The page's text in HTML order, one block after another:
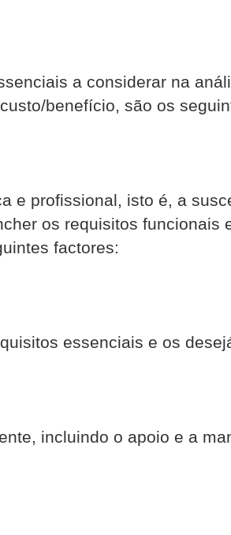
a considerar na
benefício, são os
e profissional, isto é, a
os requisitos funcionais
factores:
essenciais e os
incluindo o apoio e a